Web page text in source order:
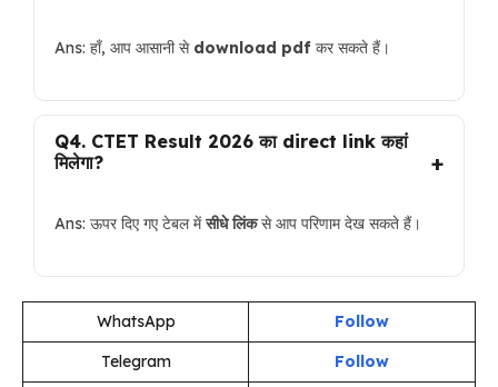
Ans: हाँ, आप आसानी से download pdf कर सकते हैं।
Q4. CTET Result 2026 का direct link कहां
मिलेगा?
Ans: ऊपर दिए गए टेबल मेंसीधे लिंकसे आप परिणाम देख सकते हैं।
WhatsApp
Follow
Telegram
Follow